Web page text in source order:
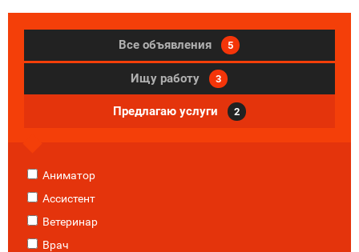
Все объявления 5
Ищу работу 3
Предлагаю услуги 2
Аниматор
Ассистент
Ветеринар
Врач